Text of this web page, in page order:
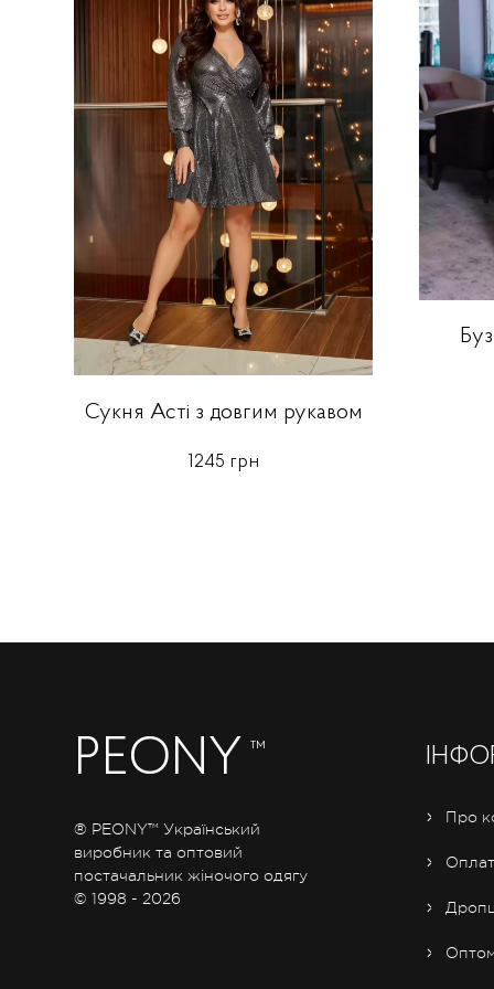
Сукня Асті з довгим рукавом
1245 грн
PEONY ™
® PEONY™ Український
виробник та оптовий
постачальник жіночого одягу
© 1998 - 2026
Про